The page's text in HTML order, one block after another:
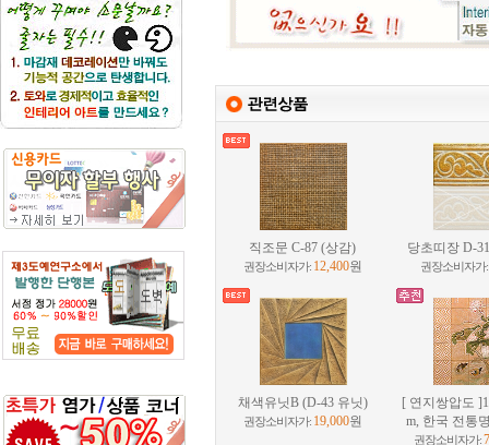
직조문 C-87 (상감)
권장소비자가: 12,400원
당초띠장 D-
권장소비자가:
채색유닛B (D-43 유닛)
권장소비자가: 19,000원
[ 연지쌍압도
m, 한국 전통
권장소비자가: